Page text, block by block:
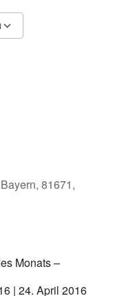
81671,
Monats –
| 24. April 2016